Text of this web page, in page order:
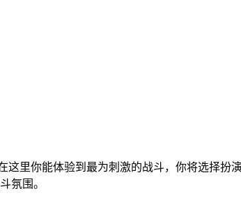
里你能体验到最为刺激的战斗，你将选择
氛围。